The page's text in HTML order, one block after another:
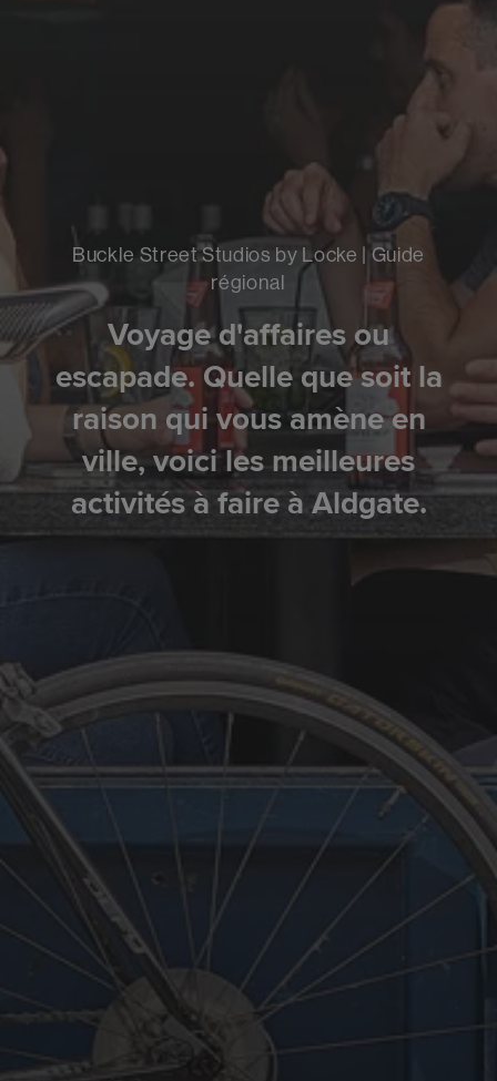
Buckle Street Studios by Locke | Guide
régional
Voyage d'affaires ou
escapade. Quelle que soit la
raison qui vous amène en
ville, voici les meilleures
activités à faire à Aldgate.